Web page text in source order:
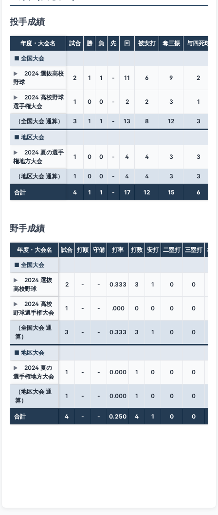
投手成績
年度・大会名 試合 勝 負 先 回 被安打 奪三振 与四死球
■ 全国大会
▶
2024 選抜高校
野球
2 1 1 - 11 6 9 2
▶
2024 高校野球
選手権大会
1 0 0 - 2 2 3 1
（全国大会 通算） 3 1 1 - 13 8 12 3
■ 地区大会
▶
2024 夏の選手
権地方大会
1 0 0 - 4 4 3 3
（地区大会 通算） 1 0 0 - 4 4 3 3
合計 4 1 1 - 17 12 15 6
野手成績
年度・大会名 試合 打順 守備 打率 打数 安打 二塁打 三塁打 本
■ 全国大会
▶
2024 選抜
高校野球
2 - - 0.333 3 1 0 0
▶
2024 高校
野球選手権大会
1 - - .000 0 0 0 0
（全国大会 通
算）
3 - - 0.333 3 1 0 0
■ 地区大会
▶
2024 夏の
選手権地方大会
1 - - 0.000 1 0 0 0
（地区大会 通
算）
1 - - 0.000 1 0 0 0
合計 4 - - 0.250 4 1 0 0